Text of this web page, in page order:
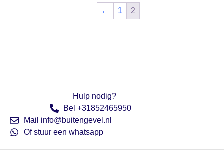
← 1 2
Hulp nodig?
Bel +31852465950
Mail info@buitengevel.nl
Of stuur een whatsapp